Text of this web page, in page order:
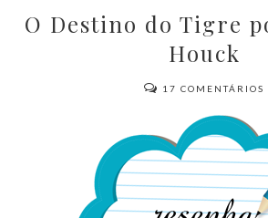
O Destino do Tigre
Houck
17 COMENTÁRIOS